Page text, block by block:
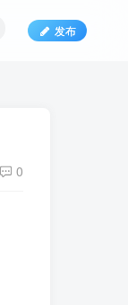
发布
0